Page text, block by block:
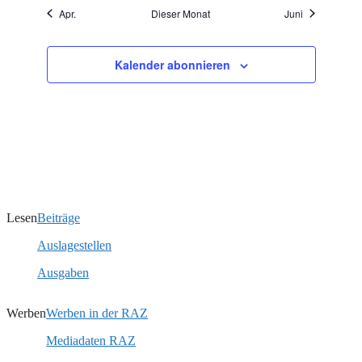
Apr. Dieser Monat Juni
Kalender abonnieren
LesenBeiträge
Auslagestellen
Ausgaben
WerbenWerben in der RAZ
Mediadaten RAZ